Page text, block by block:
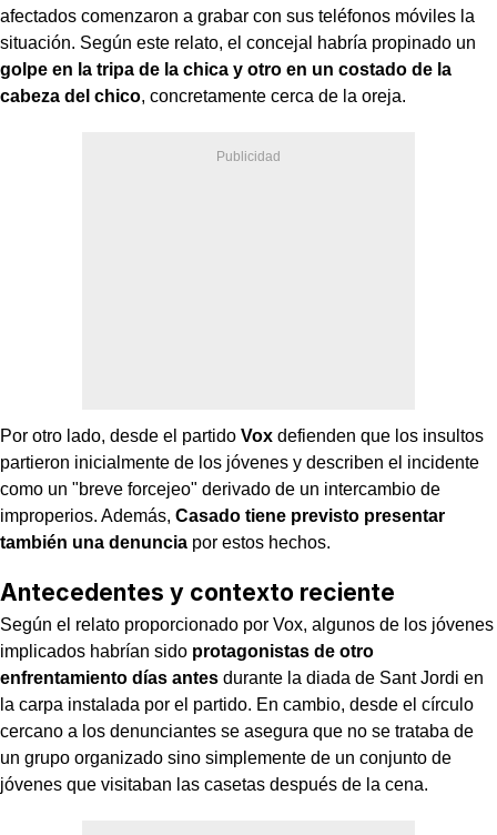
afectados comenzaron a grabar con sus teléfonos móviles la
situación. Según este relato, el concejal habría propinado un
golpe en la tripa de la chica y otro en un costado de la
cabeza del chico, concretamente cerca de la oreja.
Por otro lado, desde el partido Vox defienden que los insultos
partieron inicialmente de los jóvenes y describen el incidente
como un "breve forcejeo" derivado de un intercambio de
improperios. Además, Casado tiene previsto presentar
también una denuncia por estos hechos.
Antecedentes y contexto reciente
Según el relato proporcionado por Vox, algunos de los jóvenes
implicados habrían sido protagonistas de otro
enfrentamiento días antes durante la diada de Sant Jordi en
la carpa instalada por el partido. En cambio, desde el círculo
cercano a los denunciantes se asegura que no se trataba de
un grupo organizado sino simplemente de un conjunto de
jóvenes que visitaban las casetas después de la cena.